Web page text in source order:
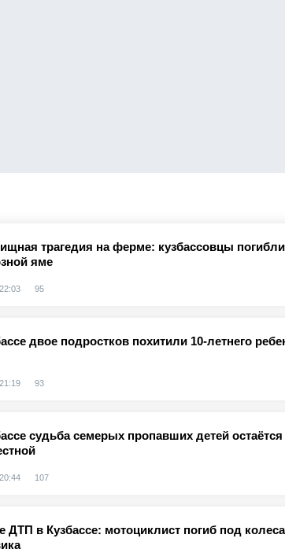
трагедия на ферме: кузбассовцы погибли
яме
95
двое подростков похитили 10-летнего
93
судьба семерых пропавших детей остаётся
107
ДТП в Кузбассе: мотоциклист погиб под